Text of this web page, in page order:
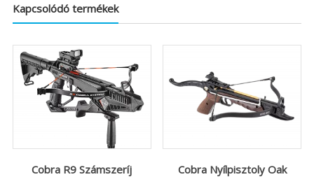
Kapcsolódó termékek
Cobra R9 Számszeríj Cobra Nyílpisztoly Oak